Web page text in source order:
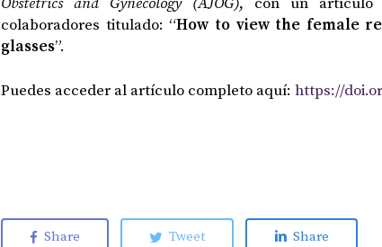
colaboradores titulado: “How to view the female
glasses”.
Puedes acceder al artículo completo aquí: https://
Share Tweet Share